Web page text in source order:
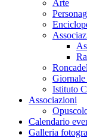
Arte
Istituto
Associazioni
Calendario
Galleria